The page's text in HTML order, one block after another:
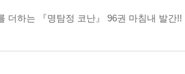
더하는 『명탐정 코난』 96권 마침내 발간!!